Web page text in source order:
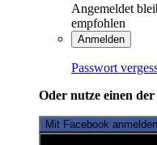
Angemeldet
empfohlen
Anmelden
Passwort
Oder nutze einen
Mit Facebook anmelden